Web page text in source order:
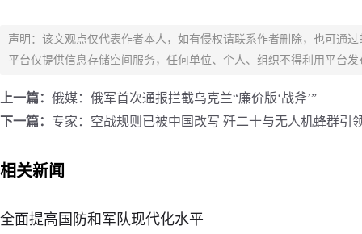
声明：该文观点仅代表作者本人，如有侵权请联系作者删除，也可通
平台仅提供信息存储空间服务，任何单位、个人、组织不得利用平台
上一篇： 俄媒：俄军首次通报拦截乌克兰“廉价版‘战斧’”
下一篇： 专家：空战规则已被中国改写 歼二十与无人机蜂群引
相关新闻
全面提高国防和军队现代化水平